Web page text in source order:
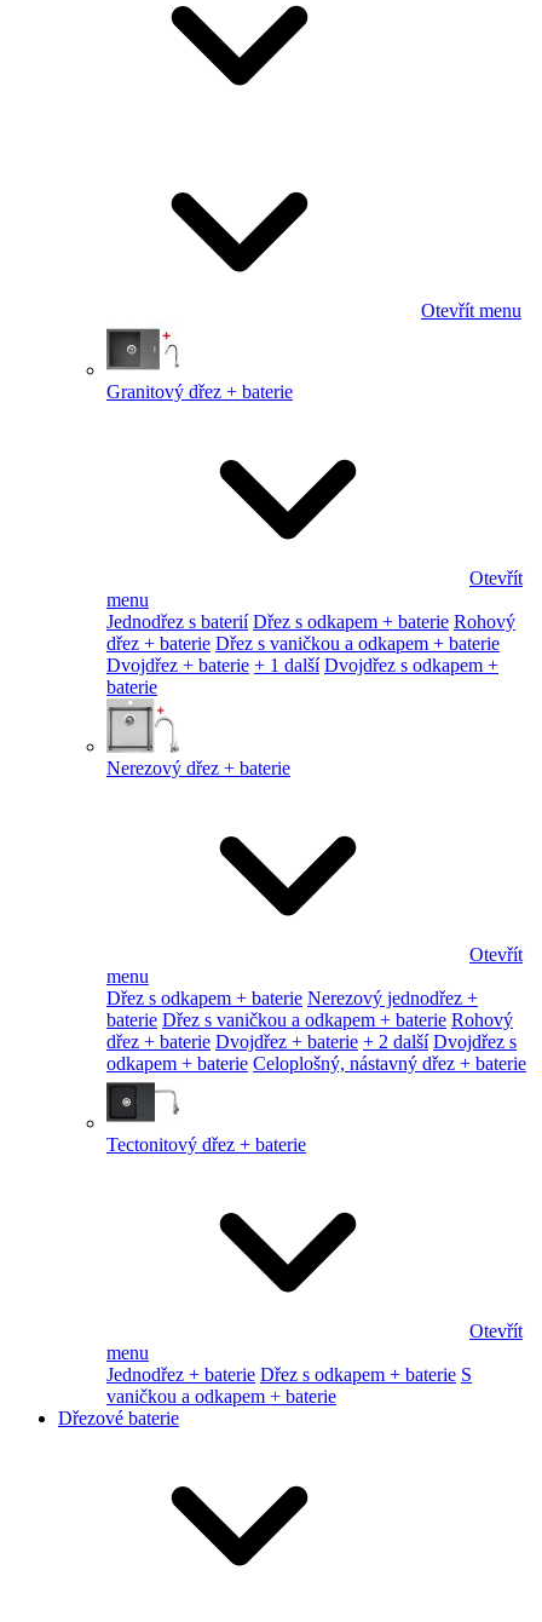
Otevřít menu
Granitový dřez + baterie
Otevřít
menu
Jednodřez s baterií Dřez s odkapem + baterie Rohový
dřez + baterie Dřez s vaničkou a odkapem + baterie
Dvojdřez + baterie + 1 další Dvojdřez s odkapem +
baterie
Nerezový dřez + baterie
Otevřít
menu
Dřez s odkapem + baterie Nerezový jednodřez +
baterie Dřez s vaničkou a odkapem + baterie Rohový
dřez + baterie Dvojdřez + baterie + 2 další Dvojdřez s
odkapem + baterie Celoplošný, nástavný dřez + baterie
Tectonitový dřez + baterie
Otevřít
menu
Jednodřez + baterie Dřez s odkapem + baterie S
vaničkou a odkapem + baterie
Dřezové baterie